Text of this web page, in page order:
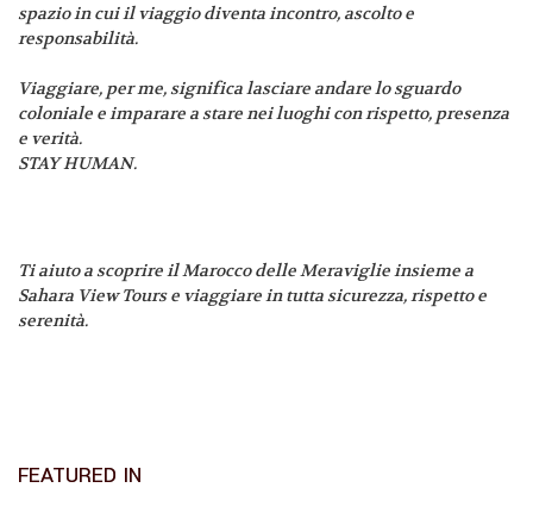
spazio in cui il viaggio diventa incontro, ascolto e
responsabilità.
Viaggiare, per me, significa lasciare andare lo sguardo
coloniale e imparare a stare nei luoghi con rispetto, presenza
e verità.
STAY HUMAN.
Ti aiuto a scoprire il Marocco delle Meraviglie insieme a
Sahara View Tours e viaggiare in tutta sicurezza, rispetto e
serenità.
FEATURED IN